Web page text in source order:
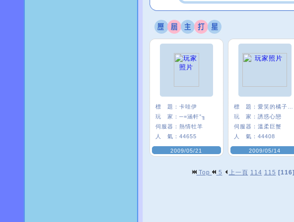
標 題： 卡哇伊
玩 家： ─=涵軒°╖
伺服器： 熱情牡羊
人 氣： 44655
2009/05/21
標 題：
玩 家： 誘惑心戀
伺服器： 溫柔巨蟹
人 氣： 44408
2009/05/14
Top 5 上一頁 114 115 [116]